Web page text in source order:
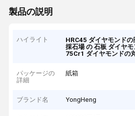
製品の説明
ハイライト HRC45 ダイヤモンド
採石場 の 石板 ダイヤ
75Cr1 ダイヤモンドの
パッケージの
詳細
紙箱
ブランド名 YongHeng